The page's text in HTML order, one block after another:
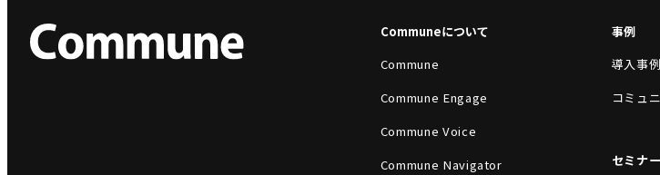
Communeについて
Commune
Commune Engage
Commune Voice
Commune Navigator
事例
導入事例
コミュ
セミナー